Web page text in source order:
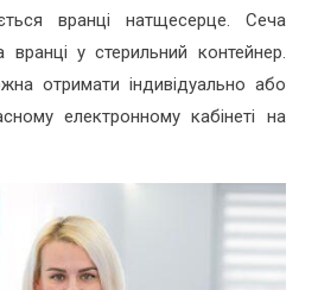
вранці натщесерце. Сеча
вранці у стерильний контейнер.
отримати індивідуально або
електронному кабінеті на